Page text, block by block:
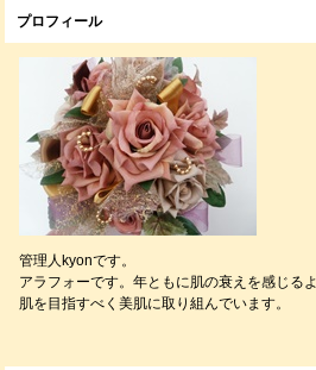
プロフィール
管理人kyonです。
アラフォーです。年ともに肌の衰えを感じる
肌を目指すべく美肌に取り組んでいます。